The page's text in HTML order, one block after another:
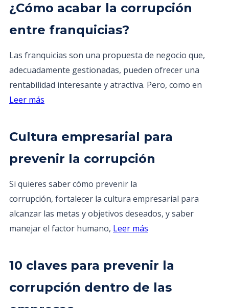
¿Cómo acabar la corrupción
entre franquicias?
Las franquicias son una propuesta de negocio que,
adecuadamente gestionadas, pueden ofrecer una
rentabilidad interesante y atractiva. Pero, como en
Leer más
Cultura empresarial para
prevenir la corrupción
Si quieres saber cómo prevenir la
corrupción, fortalecer la cultura empresarial para
alcanzar las metas y objetivos deseados, y saber
manejar el factor humano, Leer más
10 claves para prevenir la
corrupción dentro de las